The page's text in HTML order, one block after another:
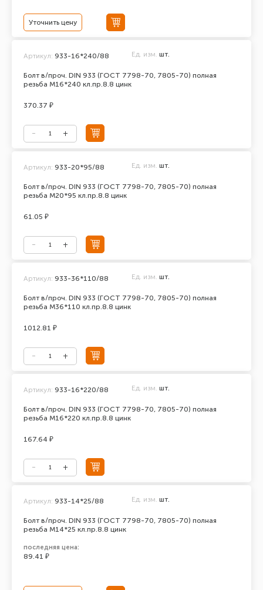
Уточнить цену
Болт в/проч. DIN 933 (ГОСТ 7798-70, 7805-70) полная
резьба М16*240 кл.пр.8.8 цинк
Артикул: 933-16*240/88 Ед. изм. шт.
370.37 ₽
Болт в/проч. DIN 933 (ГОСТ 7798-70, 7805-70) полная
резьба М20*95 кл.пр.8.8 цинк
Артикул: 933-20*95/88 Ед. изм. шт.
61.05 ₽
Болт в/проч. DIN 933 (ГОСТ 7798-70, 7805-70) полная
резьба М36*110 кл.пр.8.8 цинк
Артикул: 933-36*110/88 Ед. изм. шт.
1012.81 ₽
Болт в/проч. DIN 933 (ГОСТ 7798-70, 7805-70) полная
резьба М16*220 кл.пр.8.8 цинк
Артикул: 933-16*220/88 Ед. изм. шт.
167.64 ₽
Болт в/проч. DIN 933 (ГОСТ 7798-70, 7805-70) полная
резьба М14*25 кл.пр.8.8 цинк
Артикул: 933-14*25/88 Ед. изм. шт.
последняя цена:
89.41 ₽